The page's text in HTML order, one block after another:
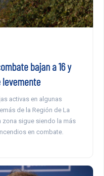
bajan a 16 y
activas en algunas
de la Región de La
zona sigue siendo la más
en combate.